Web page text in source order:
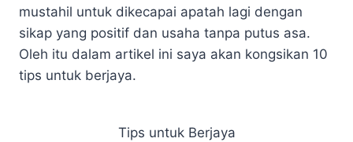
mustahil untuk dikecapai apatah lagi dengan
sikap yang positif dan usaha tanpa putus asa.
Oleh itu dalam artikel ini saya akan kongsikan 10
tips untuk berjaya.
Tips untuk Berjaya